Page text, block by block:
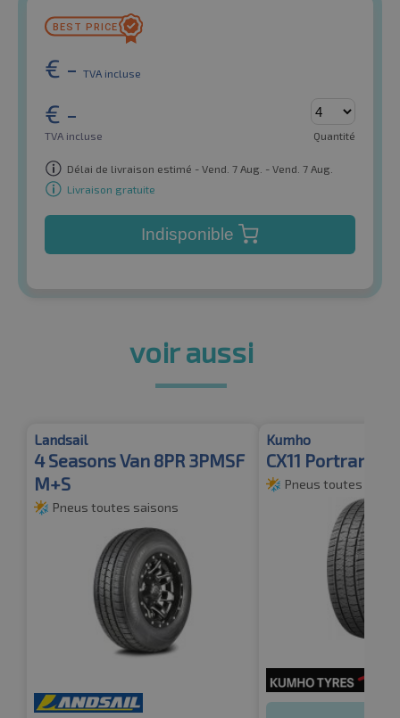
€ - TVA incluse
€ -
TVA incluse Quantité
Délai de livraison estimé - Vend. 7 Aug. - Vend. 7 Aug.
Livraison gratuite
Indisponible
voir aussi
Landsail
4 Seasons Van 8PR 3PMSF
M+S
Pneus toutes saisons
Kumho
CX11 Portran 4S
Pneus toutes